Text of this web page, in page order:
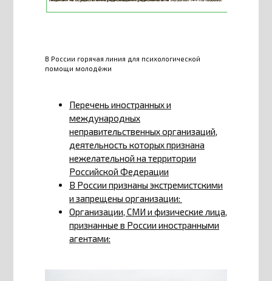
В России горячая линия для психологической
помощи молодёжи
Перечень иностранных и
международных
неправительственных организаций,
деятельность которых признана
нежелательной на территории
Российской Федерации
В России признаны экстремистскими
и запрещены организации:
Организации, СМИ и физические лица,
признанные в России иностранными
агентами: